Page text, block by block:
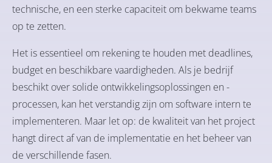
technische, en een sterke capaciteit om bekwame teams
op te zetten.
Het is essentieel om rekening te houden met deadlines,
budget en beschikbare vaardigheden. Als je bedrijf
beschikt over solide ontwikkelingsoplossingen en -
processen, kan het verstandig zijn om software intern te
implementeren. Maar let op: de kwaliteit van het project
hangt direct af van de implementatie en het beheer van
de verschillende fasen.